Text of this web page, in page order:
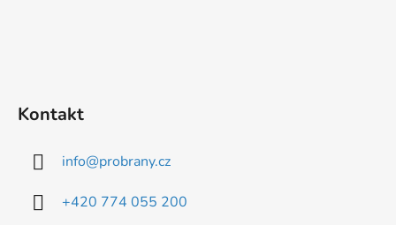
Kontakt
info@probrany.cz
+420 774 055 200